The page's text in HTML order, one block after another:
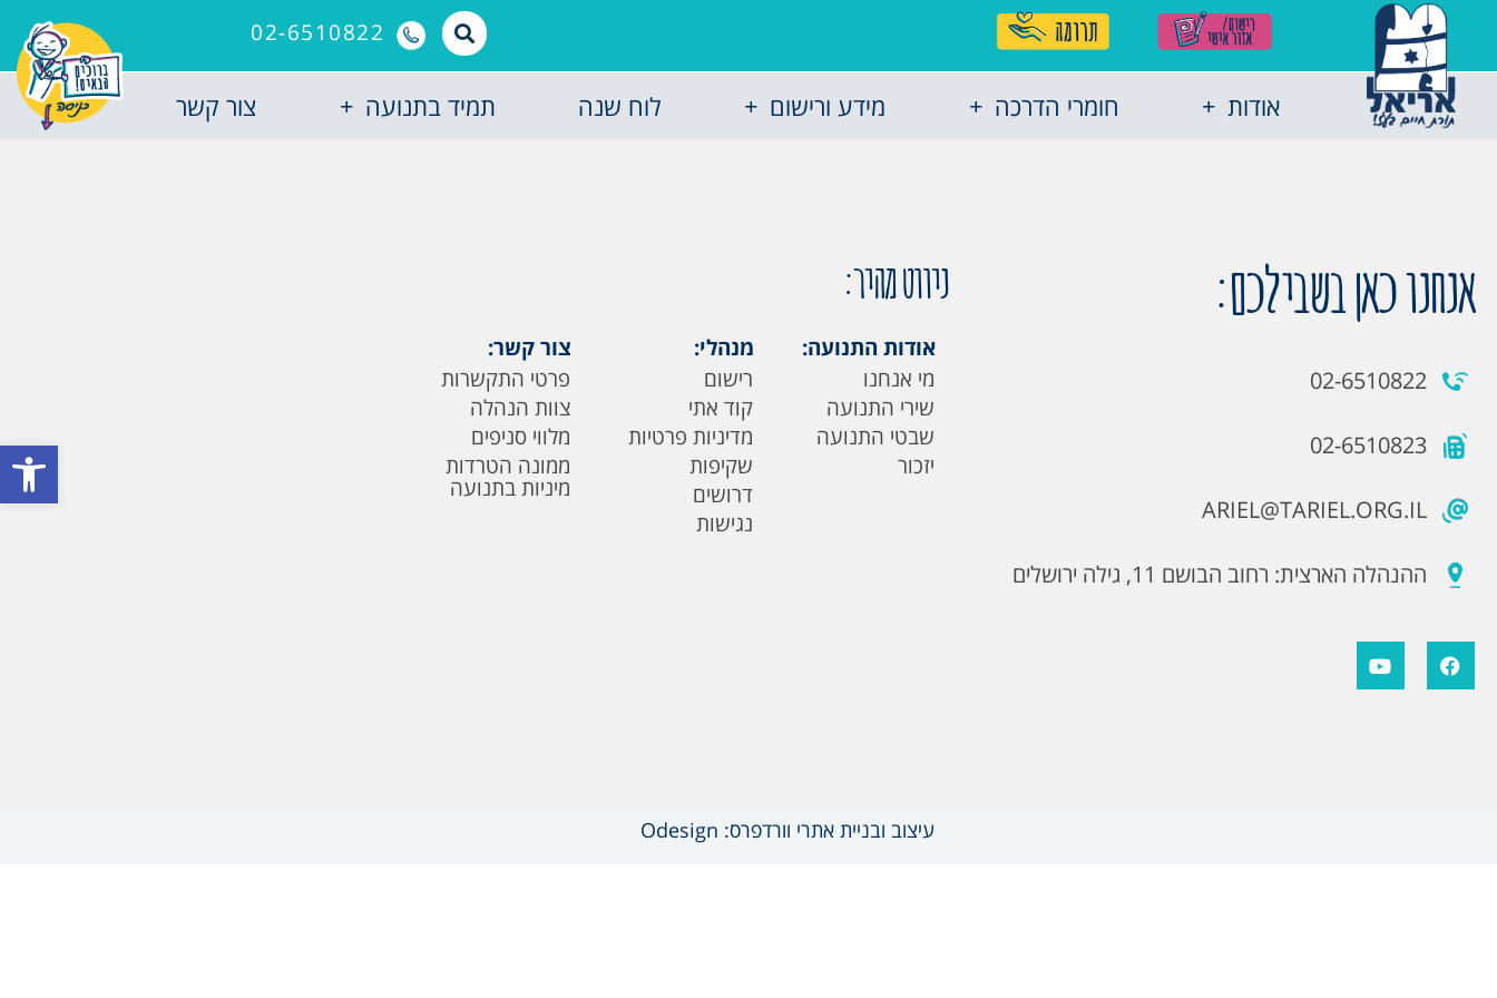
פתח
02-6510822
אודות חומרי הדרכה מידע ורישום לוח שנה תמיד בתנועה צור קשר
אנחנו כאן בשבילכם:
02-6510822
02-6510823
ARIEL@TARIEL.ORG.IL
ההנהלה הארצית: רחוב הבושם 11, גילה ירושלים
ניווט מהיר:
אודות התנועה:
מי אנחנו
שירי התנועה
שבטי התנועה
יזכור
מנהלי:
רישום
קוד אתי
מדיניות פרטיות
שקיפות
דרושים
נגישות
צור קשר:
פרטי התקשרות
צוות הנהלה
מלווי סניפים
ממונה הטרדות
מיניות בתנועה
עיצוב ובניית אתרי וורדפרס: Odesign